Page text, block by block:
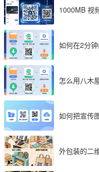
1000MB 视
如何在2分
怎么用八木
如何把宣传
外包装的二